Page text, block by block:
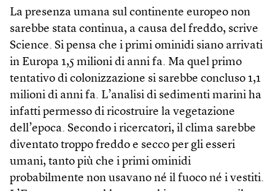
La presenza umana sul continente europeo non
sarebbe stata continua, a causa del freddo, scrive
Science. Si pensa che i primi ominidi siano arrivati
in Europa 1,5 milioni di anni fa. Ma quel primo
tentativo di colonizzazione si sarebbe concluso 1,1
milioni di anni fa. L’analisi di sedimenti marini ha
infatti permesso di ricostruire la vegetazione
dell’epoca. Secondo i ricercatori, il clima sarebbe
diventato troppo freddo e secco per gli esseri
umani, tanto più che i primi ominidi
probabilmente non usavano né il fuoco né i vestiti.